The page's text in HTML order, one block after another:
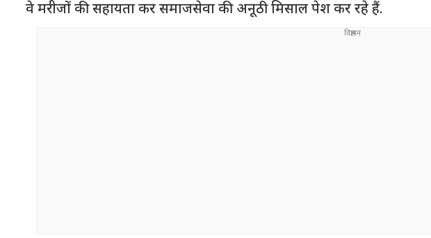
वे मरीजों की सहायता कर समाजसेवा की अनूठी मिसाल पेश कर रहे हैं.